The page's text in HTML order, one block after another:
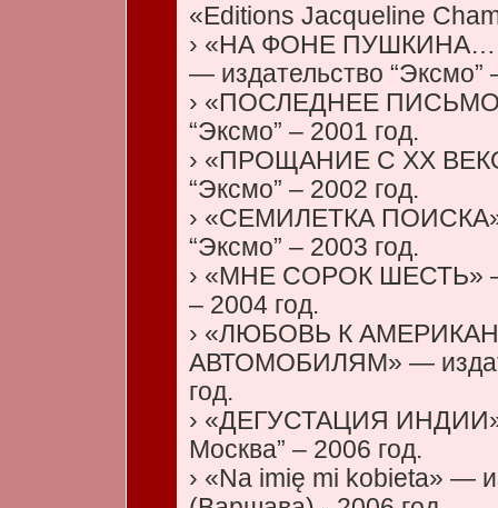
«Editions Jacqueline
› «НА ФОНЕ
— издательство “Эксмо”
› «ПОСЛЕДНЕЕ ПИСЬМО
“Эксмо” – 2001 год.
› «ПРОЩАНИЕ С ХХ
“Эксмо” – 2002 год.
› «СЕМИЛЕТКА ПОИСКА»
“Эксмо” – 2003 год.
› «МНЕ СОРОК ШЕСТЬ» —
– 2004 год.
› «ЛЮБОВЬ К
АВТОМОБИЛЯМ» —
год.
› «ДЕГУСТАЦИЯ ИНДИИ»
Москва” – 2006 год.
› «Na imię mi kobieta» —